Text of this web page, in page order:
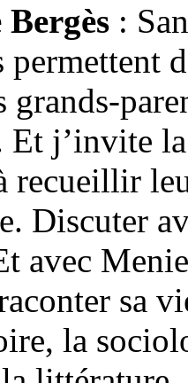
:
grands-
j’invite
recueillir
Discuter
avec
sa
la